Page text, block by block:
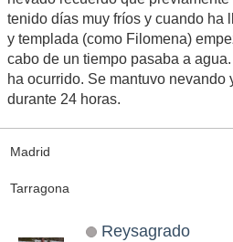
tenido días muy fríos y cuando ha
y templada (como Filomena)
cabo de un tiempo pasaba a
ha ocurrido. Se mantuvo nevando
durante 24 horas.
Madrid
Tarragona
Reysagrado